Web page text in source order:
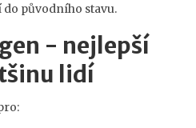
do původního stavu.
- nejlepší
lidí